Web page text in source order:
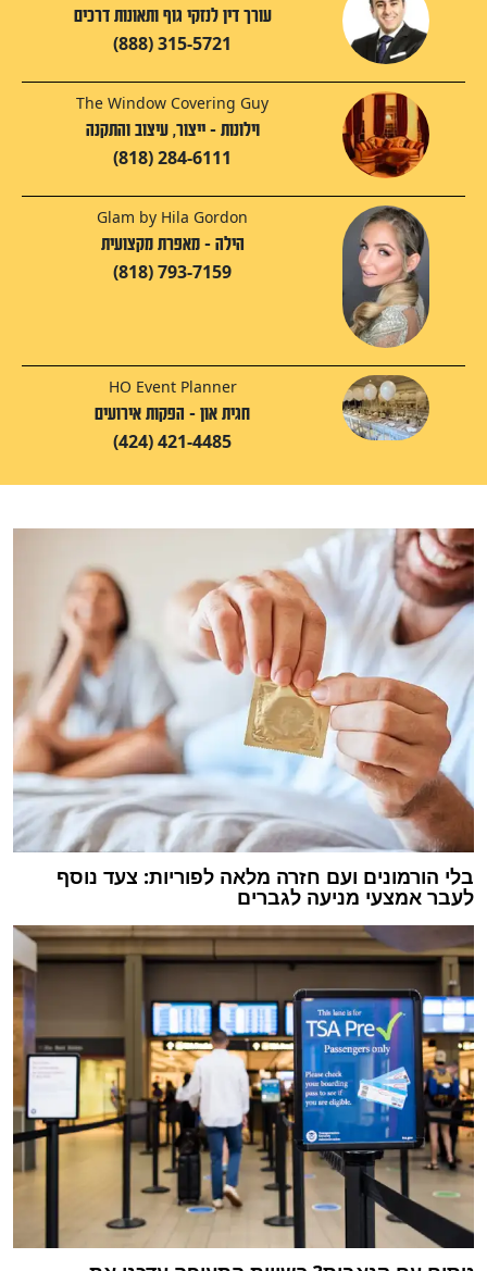
עורך דין לנזקי גוף ותאונות דרכים
(888) 315-5721
The Window Covering Guy
וילונות - ייצור, עיצוב והתקנה
(818) 284-6111
Glam by Hila Gordon
הילה - מאפרת מקצועית
(818) 793-7159
HO Event Planner
חגית און - הפקות אירועים
(424) 421-4485
בלי הורמונים ועם חזרה מלאה לפוריות: צעד נוסף
לעבר אמצעי מניעה לגברים